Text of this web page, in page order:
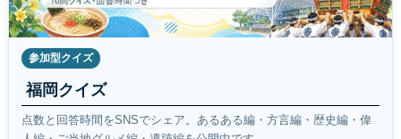
参加型クイズ
福岡クイズ
点数と回答時間をSNSでシェア。あるある編・方言編・歴史編・偉